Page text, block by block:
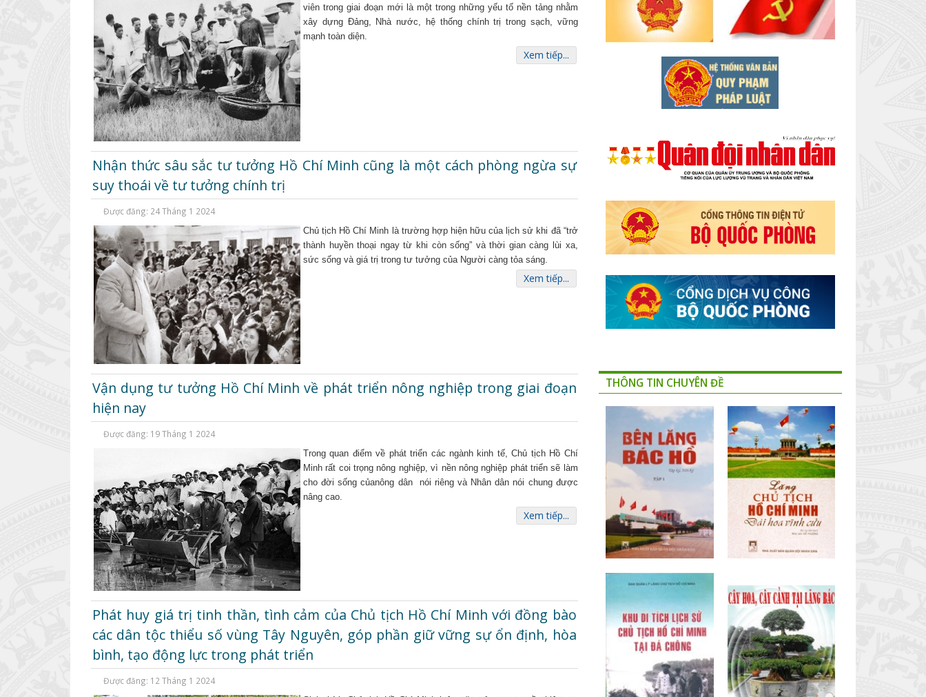
viên trong giai đoạn mới là một trong những yếu tố nền tảng nhằm
xây dựng Đảng, Nhà nước, hệ thống chính trị trong sạch, vững
mạnh toàn diện.
Xem tiếp...
Nhận thức sâu sắc tư tưởng Hồ Chí Minh cũng là một cách phòng ngừa sự
suy thoái về tư tưởng chính trị
Được đăng: 24 Tháng 1 2024
Chủ tịch Hồ Chí Minh là trường hợp hiện hữu của lịch sử khi đã “trở
thành huyền thoại ngay từ khi còn sống” và thời gian càng lùi xa,
sức sống và giá trị trong tư tưởng của Người càng tỏa sáng.
Xem tiếp...
Vận dụng tư tưởng Hồ Chí Minh về phát triển nông nghiệp trong giai đoạn
hiện nay
Được đăng: 19 Tháng 1 2024
Trong quan điểm về phát triển các ngành kinh tế, Chủ tịch Hồ Chí
Minh rất coi trọng nông nghiệp, vì nền nông nghiệp phát triển sẽ làm
cho đời sống củanông dân nói riêng và Nhân dân nói chung được
nâng cao.
Xem tiếp...
Phát huy giá trị tinh thần, tình cảm của Chủ tịch Hồ Chí Minh với đồng bào
các dân tộc thiểu số vùng Tây Nguyên, góp phần giữ vững sự ổn định, hòa
bình, tạo động lực trong phát triển
Được đăng: 12 Tháng 1 2024
THÔNG TIN CHUYÊN ĐỀ